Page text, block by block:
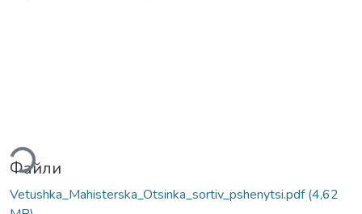
Файли
Vetushka_Mahisterska_Otsinka_sortiv_pshenytsi.pdf(4,62